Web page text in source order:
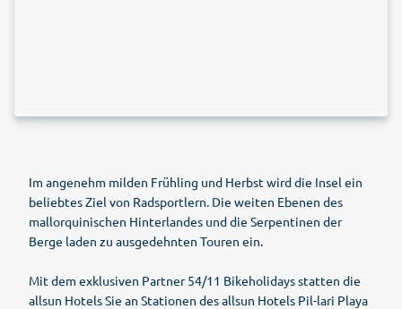
Im angenehm milden Frühling und Herbst wird die Insel ein
beliebtes Ziel von Radsportlern. Die weiten Ebenen des
mallorquinischen Hinterlandes und die Serpentinen der
Berge laden zu ausgedehnten Touren ein.
Mit dem exklusiven Partner 54/11 Bikeholidays statten die
allsun Hotels Sie an Stationen des allsun Hotels Pil-lari Playa